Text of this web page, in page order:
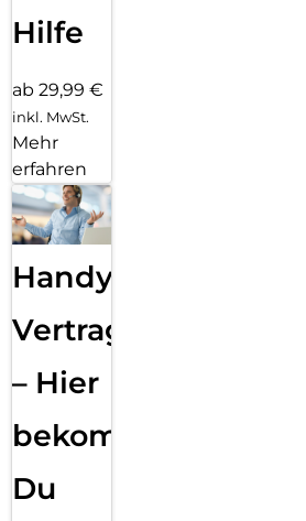
Hilfe
ab 29,99 €
inkl. MwSt.
Mehr
erfahren
Handy
Vertragsabwicklung
– Hier
bekommst
Du